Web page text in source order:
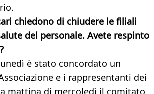
chiedono di chiudere le filiali
del personale. Avete respinto
è stato concordato un
e i rappresentanti dei
mattina di mercoledì il comitato